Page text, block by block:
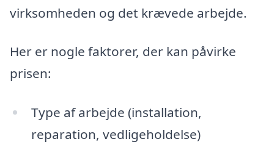
virksomheden og det krævede arbejde.
Her er nogle faktorer, der kan påvirke
prisen:
Type af arbejde (installation,
reparation, vedligeholdelse)